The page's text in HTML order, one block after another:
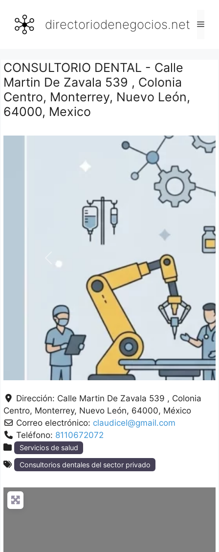
contenido
directoriodenegocios.net
CONSULTORIO DENTAL - Calle
Martin De Zavala 539 , Colonia
Centro, Monterrey, Nuevo León,
64000, Mexico
Anterior
Dirección: Calle Martin De Zavala 539 , Colonia
Centro Monterrey Nuevo León 64000 México
Correo electrónico: claudicel@gmail.com
Teléfono: 8110672072
Servicios de salud
Consultorios dentales del sector privado